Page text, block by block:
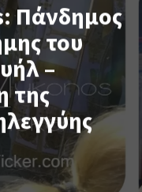
Πάνδημος
του
–
της